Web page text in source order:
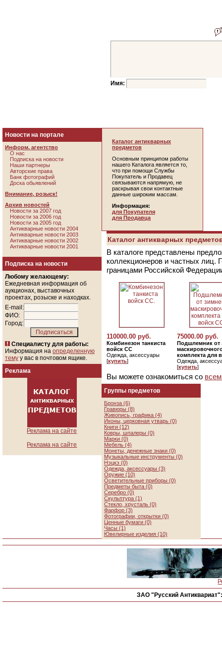
Имя:
Новости на портале
Информ. агентство
О нас
Подписка на новости
Наши партнеры
Авторские права
Банк фотографий
Доска обьявлений
Внимание, розыск!
Архив новостей
Новости за 2007 год
Новости за 2006 год
Новости за 2005 год
Антикварные новости 2004
Антикварные новости 2003
Антикварные новости 2002
Антикварные новости 2001
Подписка на новости
Любому желающему:
Ежедневная информация об
аукционах, выставочных
проектах, розыске и находках.
E-mail:
ФИО:
Город:
Специалисту для работы:
Информация на определенную
тему у вас в почтовом ящике.
Реклама
Реклама на сайте
Реклама на сайте
Каталог антикварных
предметов
Основным принципом работы
нашего Каталога является то,
что при помощи Службы
Покупатель и Продавец
связываются напрямую, не
раскрывая свои контактные
данные широким массам.
Информация:
для Покупателя
для Продавца
Каталог антикварных
В каталоге представлены
коллекционеров и частных лиц.
границами Российской
110000.00 руб.
Комбинезон танкиста
войск СС
Одежда, аксессуары
[купить]
75000.00 руб.
Подшлемник от
комплекта для
Одежда,
[купить]
Вы можете ознакомиться со
Группы предметов
Бронза (6)
Гравюры (8)
Живопись, графика (4)
Иконы, церковная утварь (0)
Книги (12)
Ковры, шпалеры (0)
Марки (0)
Мебель (4)
Монеты, денежные знаки (0)
Музыкальные инструменты (0)
Нэцкэ (0)
Одежда, аксессуары (3)
Оружие (10)
Осветительные приборы (0)
Предметы быта (0)
Серебро (0)
Скульптура (1)
Стекло, хрусталь (0)
Фарфор (3)
Фотографии, открытки (0)
Ценные бумаги (0)
Часы (1)
Ювелирные изделия (10)
ЗАО "Русский Антиквариат":